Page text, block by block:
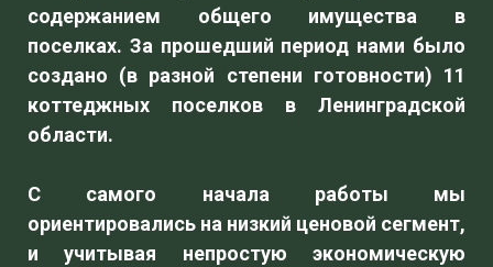
содержанием общего имущества в
поселках. За прошедший период нами было
создано (в разной степени готовности) 11
коттеджных поселков в Ленинградской
области.
С самого начала работы мы
ориентировались на низкий ценовой сегмент,
и учитывая непростую экономическую